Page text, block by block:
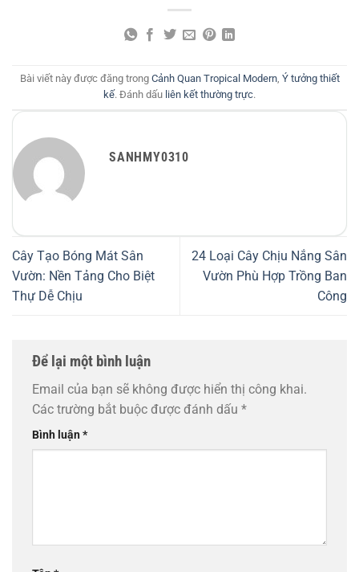
Bài viết này được đăng trong Cảnh Quan Tropical Modern, Ý tưởng thiết
kế. Đánh dấu liên kết thường trực.
SANHMY0310
Cây Tạo Bóng Mát Sân
Vườn: Nền Tảng Cho Biệt
Thự Dễ Chịu
24 Loại Cây Chịu Nắng Sân
Vườn Phù Hợp Trồng Ban
Công
Để lại một bình luận
Email của bạn sẽ không được hiển thị công khai.
Các trường bắt buộc được đánh dấu *
Bình luận*